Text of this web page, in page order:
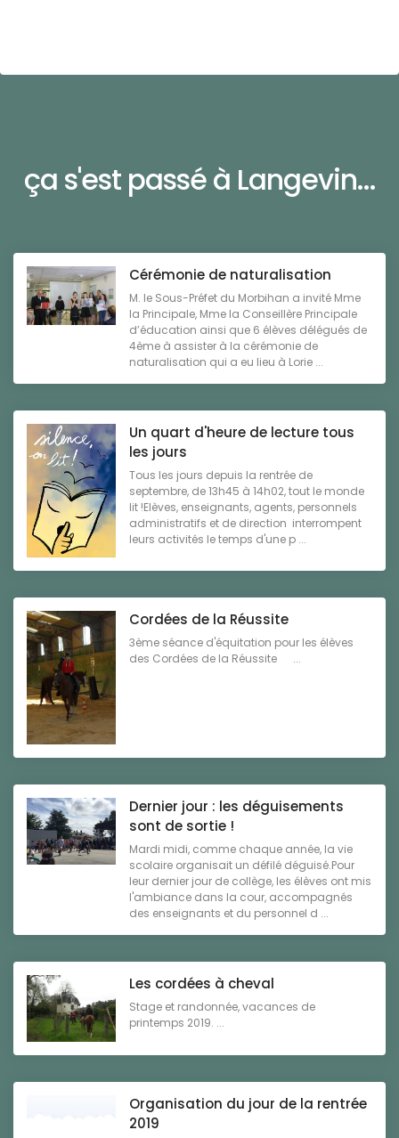
ça s'est passé à Langevin...
Cérémonie de naturalisation
M. le Sous-Préfet du Morbihan a invité Mme
la Principale, Mme la Conseillère Principale
d’éducation ainsi que 6 élèves délégués de
4ème à assister à la cérémonie de
naturalisation qui a eu lieu à Lorie ...
Un quart d'heure de lecture tous
les jours
Tous les jours depuis la rentrée de
septembre, de 13h45 à 14h02, tout le monde
lit !Elèves, enseignants, agents, personnels
administratifs et de direction interrompent
leurs activités le temps d'une p ...
Cordées de la Réussite
3ème séance d'équitation pour les élèves
des Cordées de la Réussite ...
Dernier jour : les déguisements
sont de sortie !
Mardi midi, comme chaque année, la vie
scolaire organisait un défilé déguisé.Pour
leur dernier jour de collège, les élèves ont mis
l'ambiance dans la cour, accompagnés
des enseignants et du personnel d ...
Les cordées à cheval
Stage et randonnée, vacances de
printemps 2019. ...
Organisation du jour de la rentrée
2019